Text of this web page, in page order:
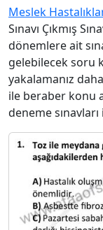
Meslek
Sınavı Çıkmış
dönemlere ait
gelebilecek soru
yakalamanız
ile beraber konu
deneme